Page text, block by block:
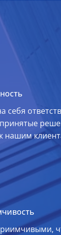
себя
нашим